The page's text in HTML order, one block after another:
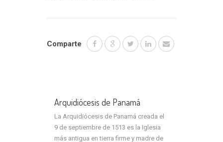
Comparte
Arquidiócesis de Panamá
La Arquidiócesis de Panamá creada el
9 de septiembre de 1513 es la Iglesia
más antigua en tierra firme y madre de